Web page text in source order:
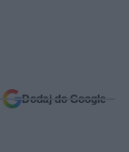
Dodaj do Google